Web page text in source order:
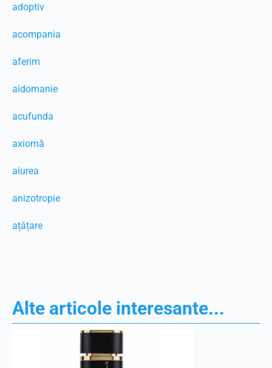
adoptiv
acompania
aferim
aidomanie
acufunda
axiomă
aiurea
anizotropie
ațâțare
Alte articole interesante...